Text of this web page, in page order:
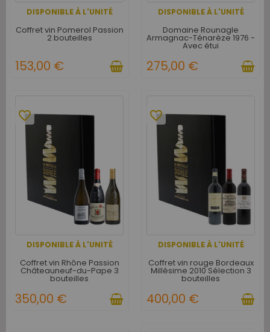
DISPONIBLE À L'UNITÉ
Coffret vin Pomerol Passion
2 bouteilles
153,00 €
DISPONIBLE À L'UNITÉ
Domaine Rounagle
Armagnac-Ténarèze 1976 -
Avec étui
275,00 €
DISPONIBLE À L'UNITÉ
favorite_border
Coffret vin Rhône Passion
Châteauneuf-du-Pape 3
bouteilles
350,00 €
DISPONIBLE À L'UNITÉ
favorite_border
Coffret vin rouge Bordeaux
Millésime 2010 Sélection 3
bouteilles
400,00 €